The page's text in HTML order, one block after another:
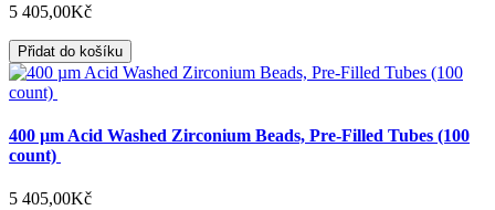
5 405,00Kč
Přidat do košíku
400 µm Acid Washed Zirconium Beads, Pre-Filled Tubes (100
count)
5 405,00Kč